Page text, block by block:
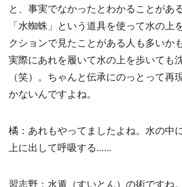
と、事実でなかったとわかることがあ
「水蜘蛛」という道具を使って水の上
クションで見たことがある人も多いか
実際にあれを履いて水の上を歩いても
（笑）。ちゃんと伝承にのっとって再
かないんですよね。
橘：あれもやってましたよね。水の中
上に出して呼吸する......
習志野：水遁（すいとん）の術ですね